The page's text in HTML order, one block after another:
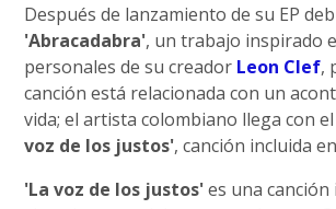
Después de lanzamiento de su EP
'Abracadabra', un trabajo inspirado
personales de su creador Leon Clef,
canción está relacionada con un
vida; el artista colombiano llega con
voz de los justos', canción incluida
'La voz de los justos'es una